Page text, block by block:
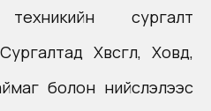
техникийн сургалт
Хөвсгөл, Ховд,
болон нийслэлээс